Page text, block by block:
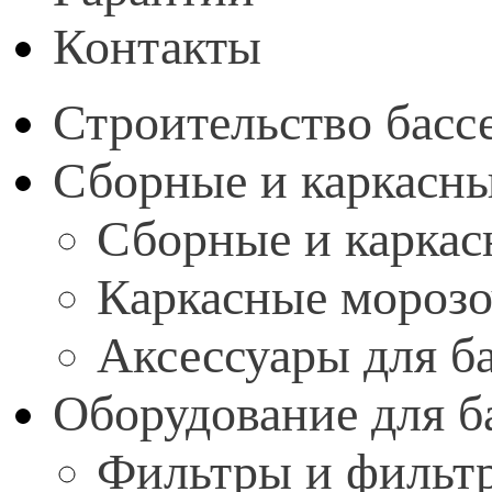
Контакты
Строительство
Сборные и
Сборные и
Каркасные
Аксессуары для
Оборудование для
Фильтры и